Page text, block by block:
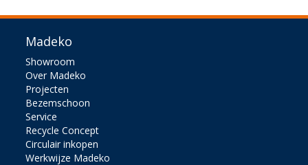
Madeko
Showroom
Over Madeko
Projecten
Bezemschoon
Service
Recycle Concept
Circulair inkopen
Werkwijze Madeko